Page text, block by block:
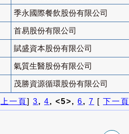
季永國際餐飲股份有限公司
首易股份有限公司
賦盛資本股份有限公司
氣質生醫股份有限公司
茂勝資源循環股份有限公司
上一頁] 3, 4, <5>, 6, 7 [ 下一頁